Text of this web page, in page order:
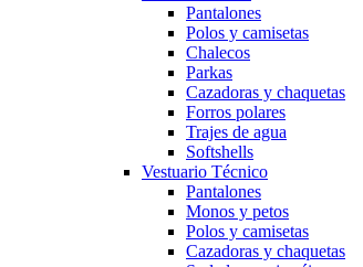
Pantalones
Polos y camisetas
Chalecos
Parkas
Cazadoras y chaquetas
Forros polares
Trajes de agua
Softshells
Vestuario Técnico
Pantalones
Monos y petos
Polos y camisetas
Cazadoras y chaquetas